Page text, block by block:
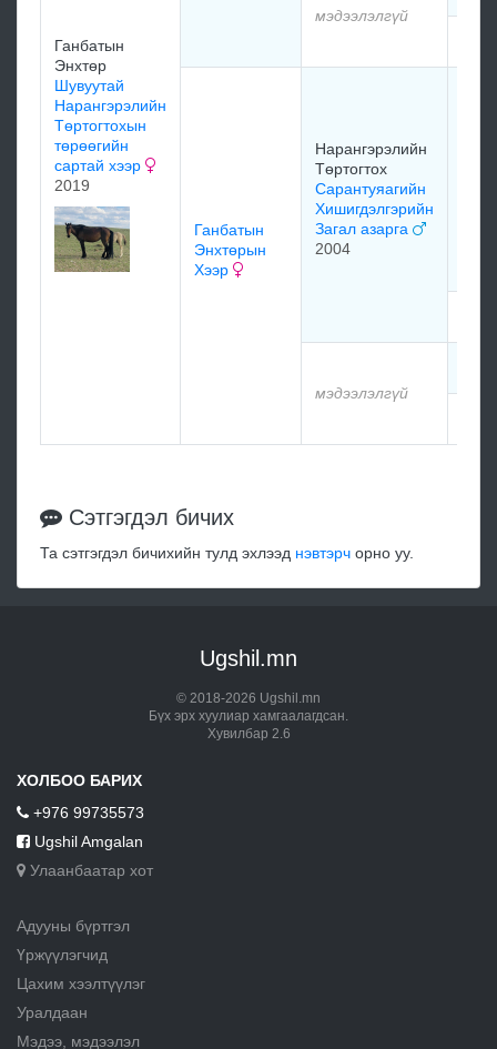
Ганбатын
Энхтөр
Шувуутай
Нарангэрэлийн
Төртогтохын
төрөөгийн
сартай хээр
2019
мэдээлэлгүй
Ганбатын
Энхтөрын
Хээр
Нарангэрэлийн
Төртогтох
Сарантуяагийн
Хишигдэлгэрийн
Загал азарга
2004
мэдээлэлгүй
Сэтгэгдэл бичих
Та сэтгэгдэл бичихийн тулд эхлээд нэвтэрч орно уу.
Ugshil.mn
© 2018-2026 Ugshil.mn
Бүх эрх хуулиар хамгаалагдсан.
Хувилбар 2.6
ХОЛБОО БАРИХ
+976 99735573
Ugshil Amgalan
Улаанбаатар хот
Адууны бүртгэл
Үржүүлэгчид
Цахим хээлтүүлэг
Уралдаан
Мэдээ, мэдээлэл